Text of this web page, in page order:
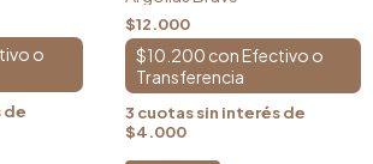
de
$12.000
$10.200 con
3 cuotas sin interés de
$4.000